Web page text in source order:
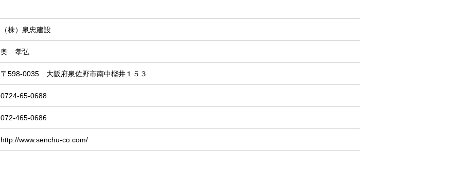
（株）泉忠建設
奥 孝弘
〒598-0035 大阪府泉佐野市南中樫井１５３
0724-65-0688
072-465-0686
http://www.senchu-co.com/